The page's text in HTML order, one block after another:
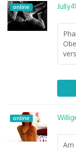
online
online
Am